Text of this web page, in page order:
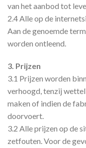
van het aanbod tot
2.4 Alle op de
Aan de genoemde
worden ontleend.
3. Prijzen
3.1 Prijzen worden
verhoogd, tenzij
maken of indien de
doorvoert.
3.2 Alle prijzen op de
zetfouten. Voor de